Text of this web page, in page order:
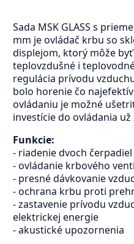
Sada MSK GLASS s
mm je ovládač krbu so
displejom, ktorý môže
teplovzdušné i
regulácia prívodu
bolo horenie čo
ovládaniu je možné
investície do ovládania už
Funkcie:
- riadenie dvoch čerpadiel
- ovládanie krbového
- presné dávkovanie
- ochrana krbu proti
- zastavenie prívodu
elektrickej energie
- akustické upozornenia